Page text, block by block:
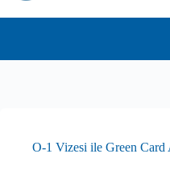
O-1 Vizesi ile Green Card